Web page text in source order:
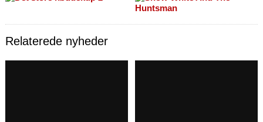
Relaterede nyheder